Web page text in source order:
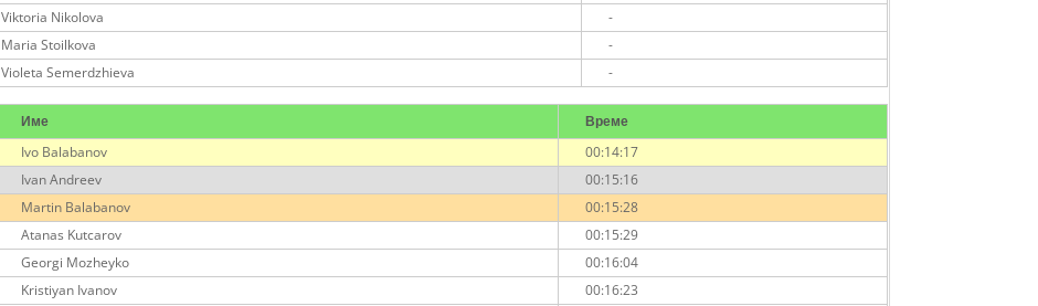
Viktoria Nikolova
-
Maria Stoilkova
-
Violeta Semerdzhieva -
Име
Време
Ivo Balabanov
00:14:17
Ivan Andreev
00:15:16
Martin Balabanov
00:15:28
Atanas Kutcarov
00:15:29
Georgi Mozheyko
00:16:04
Kristiyan Ivanov
00:16:23